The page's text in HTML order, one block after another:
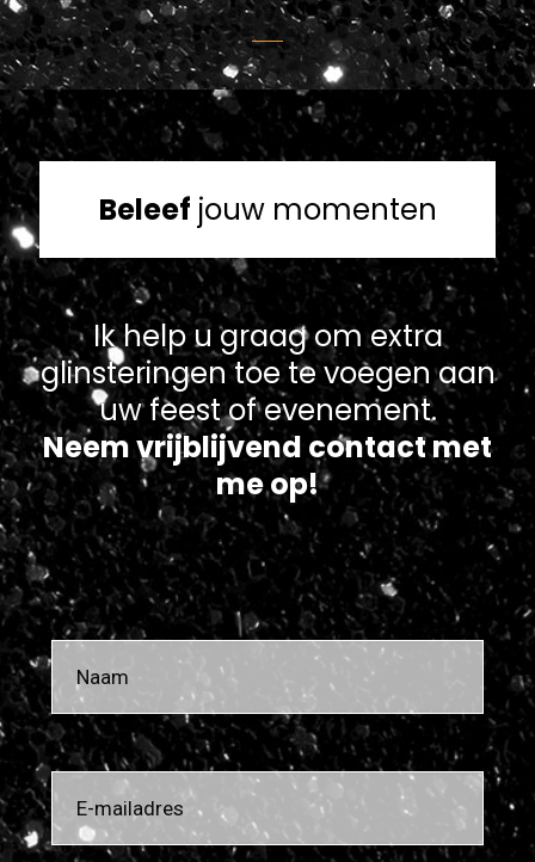
Beleef jouw momenten
Ik help u graag om extra
glinsteringen toe te voegen aan
uw feest of evenement.
Neem vrijblijvend contact met
me op!